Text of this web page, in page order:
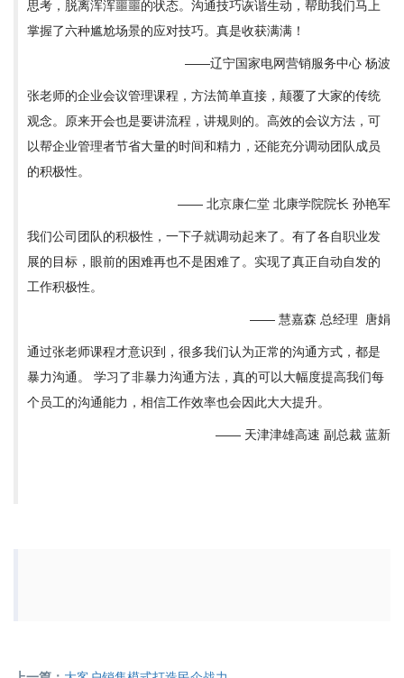
思考，脱离浑浑噩噩的状态。沟通技巧诙谐生动，帮助我们马上
掌握了六种尴尬场景的应对技巧。真是收获满满！
——辽宁国家电网营销服务中心 杨波
张老师的企业会议管理课程，方法简单直接，颠覆了大家的传统
观念。原来开会也是要讲流程，讲规则的。高效的会议方法，可
以帮企业管理者节省大量的时间和精力，还能充分调动团队成员
的积极性。
—— 北京康仁堂 北康学院院长 孙艳军
我们公司团队的积极性，一下子就调动起来了。有了各自职业发
展的目标，眼前的困难再也不是困难了。实现了真正自动自发的
工作积极性。
—— 慧嘉森 总经理 唐娟
通过张老师课程才意识到，很多我们认为正常的沟通方式，都是
暴力沟通。 学习了非暴力沟通方法，真的可以大幅度提高我们每
个员工的沟通能力，相信工作效率也会因此大大提升。
—— 天津津雄高速 副总裁 蓝新